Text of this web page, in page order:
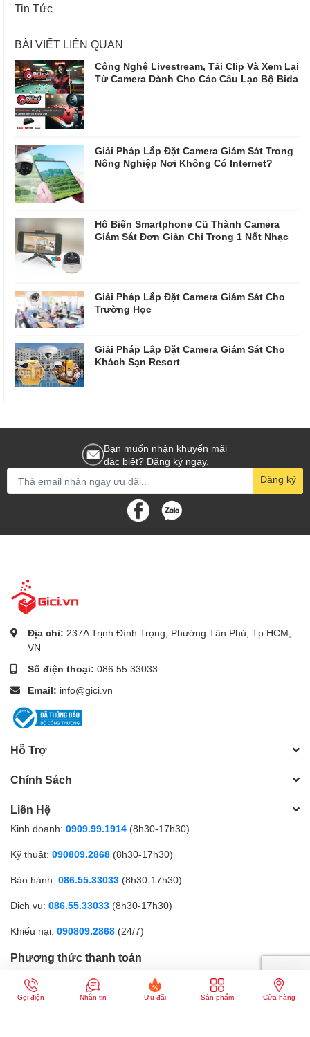
Tin Tức
BÀI VIẾT LIÊN QUAN
Công Nghệ Livestream, Tải Clip Và Xem Lại
Từ Camera Dành Cho Các Câu Lạc Bộ Bida
Giải Pháp Lắp Đặt Camera Giám Sát Trong
Nông Nghiệp Nơi Không Có Internet?
Hô Biến Smartphone Cũ Thành Camera
Giám Sát Đơn Giản Chỉ Trong 1 Nốt Nhạc
Giải Pháp Lắp Đặt Camera Giám Sát Cho
Trường Học
Giải Pháp Lắp Đặt Camera Giám Sát Cho
Khách Sạn Resort
Bạn muốn nhận khuyến mãi
đặc biệt? Đăng ký ngay.
Đăng ký
Địa chỉ: 237A Trịnh Đình Trọng, Phường Tân Phú, Tp.HCM,
VN
Số điện thoại: 086.55.33033
Email: info@gici.vn
Hỗ Trợ
Chính Sách
Liên Hệ
Kinh doanh: 0909.99.1914 (8h30-17h30)
Kỹ thuật: 090809.2868 (8h30-17h30)
Bảo hành: 086.55.33033 (8h30-17h30)
Dịch vụ: 086.55.33033 (8h30-17h30)
Khiếu nại: 090809.2868 (24/7)
Phương thức thanh toán
Gọi điện Nhắn tin Ưu đãi Sản phẩm Cửa hàng